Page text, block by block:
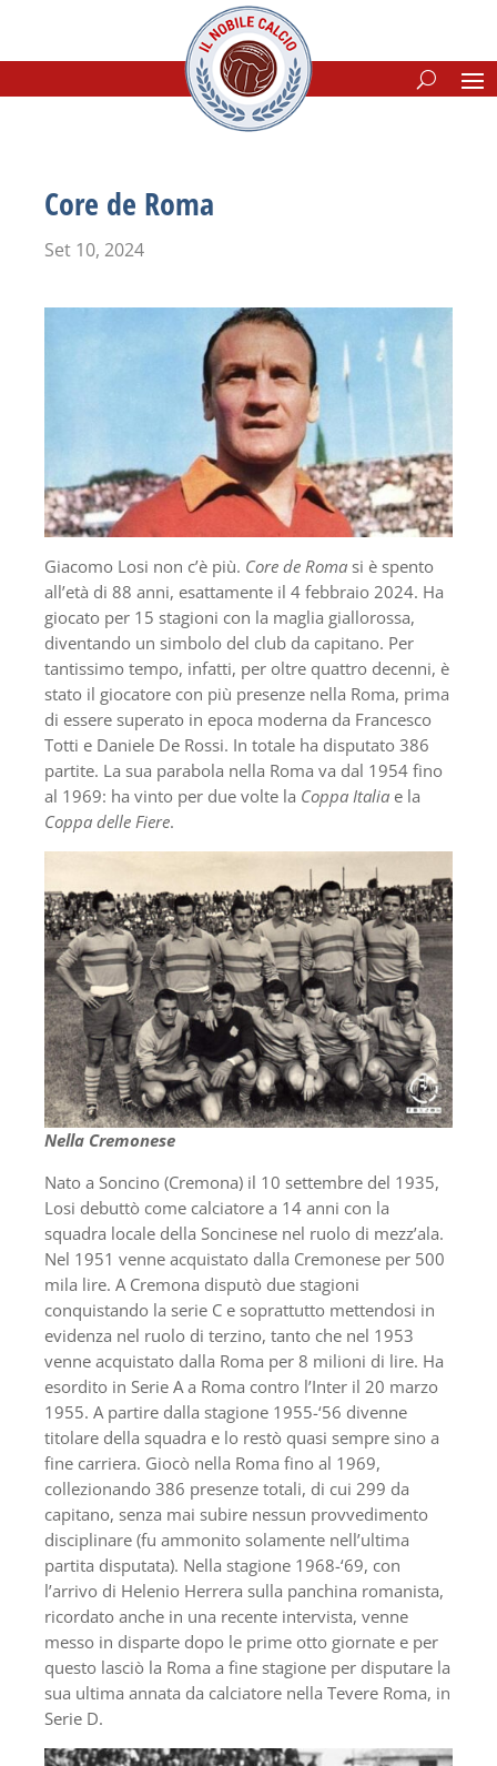
Core de Roma
Set 10, 2024
Giacomo Losi non c’è più. Core de Roma si è spento
all’età di 88 anni, esattamente il 4 febbraio 2024. Ha
giocato per 15 stagioni con la maglia giallorossa,
diventando un simbolo del club da capitano. Per
tantissimo tempo, infatti, per oltre quattro decenni, è
stato il giocatore con più presenze nella Roma, prima
di essere superato in epoca moderna da Francesco
Totti e Daniele De Rossi. In totale ha disputato 386
partite. La sua parabola nella Roma va dal 1954 fino
al 1969: ha vinto per due volte la Coppa Italia e la
Coppa delle Fiere.
Nella Cremonese
Nato a Soncino (Cremona) il 10 settembre del 1935,
Losi debuttò come calciatore a 14 anni con la
squadra locale della Soncinese nel ruolo di mezz’ala.
Nel 1951 venne acquistato dalla Cremonese per 500
mila lire. A Cremona disputò due stagioni
conquistando la serie C e soprattutto mettendosi in
evidenza nel ruolo di terzino, tanto che nel 1953
venne acquistato dalla Roma per 8 milioni di lire. Ha
esordito in Serie A a Roma contro l’Inter il 20 marzo
1955. A partire dalla stagione 1955-‘56 divenne
titolare della squadra e lo restò quasi sempre sino a
fine carriera. Giocò nella Roma fino al 1969,
collezionando 386 presenze totali, di cui 299 da
capitano, senza mai subire nessun provvedimento
disciplinare (fu ammonito solamente nell’ultima
partita disputata). Nella stagione 1968-‘69, con
l’arrivo di Helenio Herrera sulla panchina romanista,
ricordato anche in una recente intervista, venne
messo in disparte dopo le prime otto giornate e per
questo lasciò la Roma a fine stagione per disputare la
sua ultima annata da calciatore nella Tevere Roma, in
Serie D.